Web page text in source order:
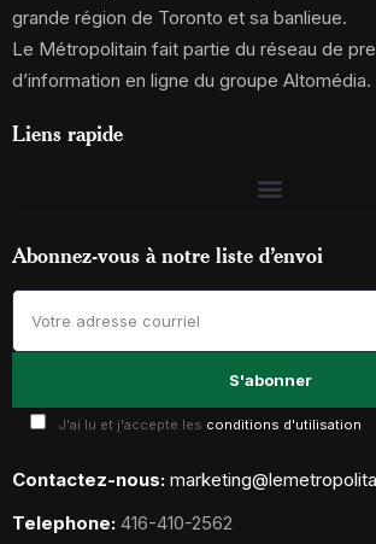
grande région de Toronto et sa banlieue.
Le Métropolitain fait partie du réseau de
d’information en ligne du groupe Altomédia.
Liens rapide
Abonnez-vous à notre liste d’envoi
J'ai lu et j'accepte les conditions d'utilisation
Contactez-nous:
Telephone: 416-410-2562